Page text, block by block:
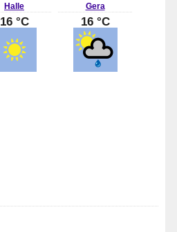
Halle
16 °C
Gera
16 °C